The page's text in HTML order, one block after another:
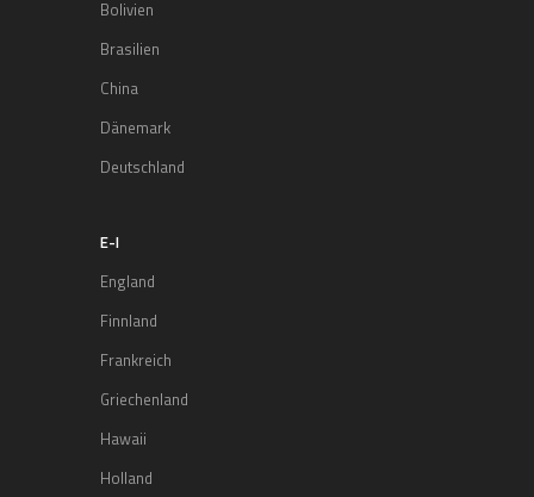
Bolivien
Brasilien
China
Dänemark
Deutschland
E-I
England
Finnland
Frankreich
Griechenland
Hawaii
Holland